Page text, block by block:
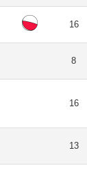
16
8
16
13